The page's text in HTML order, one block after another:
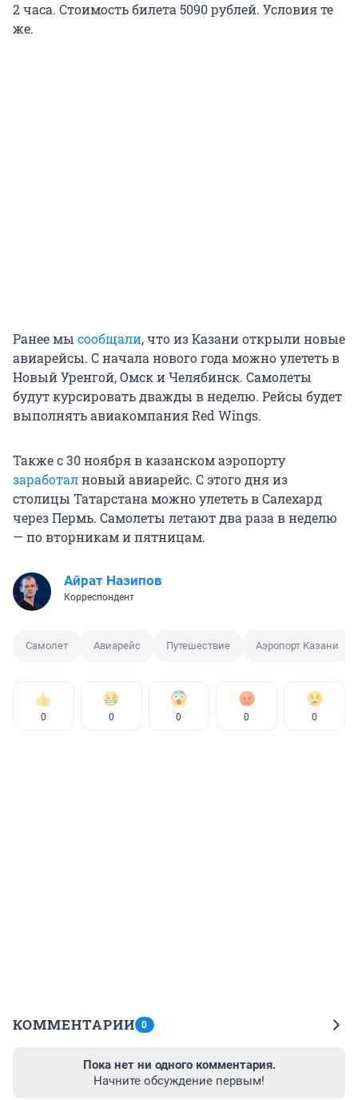
2 часа. Стоимость билета 5090 рублей. Условия те
же.
Ранее мы сообщали, что из Казани открыли новые
авиарейсы. С начала нового года можно улететь в
Новый Уренгой, Омск и Челябинск. Самолеты
будут курсировать дважды в неделю. Рейсы будет
выполнять авиакомпания Red Wings.
Также с 30 ноября в казанском аэропорту
заработалновый авиарейс. С этого дня из
столицы Татарстана можно улететь в Салехард
через Пермь. Самолеты летают два раза в неделю
— по вторникам и пятницам.
Айрат Назипов
Корреспондент
Самолет Авиарейс Путешествие Аэропорт Казани
0 0 0 0 0
КОММЕНТАРИИ 0
Пока нет ни одного комментария.
Начните обсуждение первым!